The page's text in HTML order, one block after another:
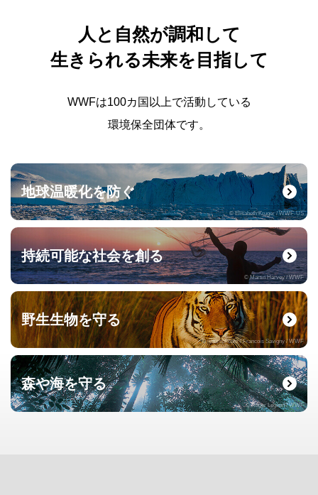
人と自然が調和して
生きられる未来を目指して
WWFは100カ国以上で活動している
環境保全団体です。
地球温暖化を防ぐ
© Elisabeth Kruger / WWF-US
持続可能な社会を創る
© Martin Harvey / WWF
野生生物を守る
© naturepl.com / Francois Savigny / WWF
森や海を守る
© Roger Leguen / WWF